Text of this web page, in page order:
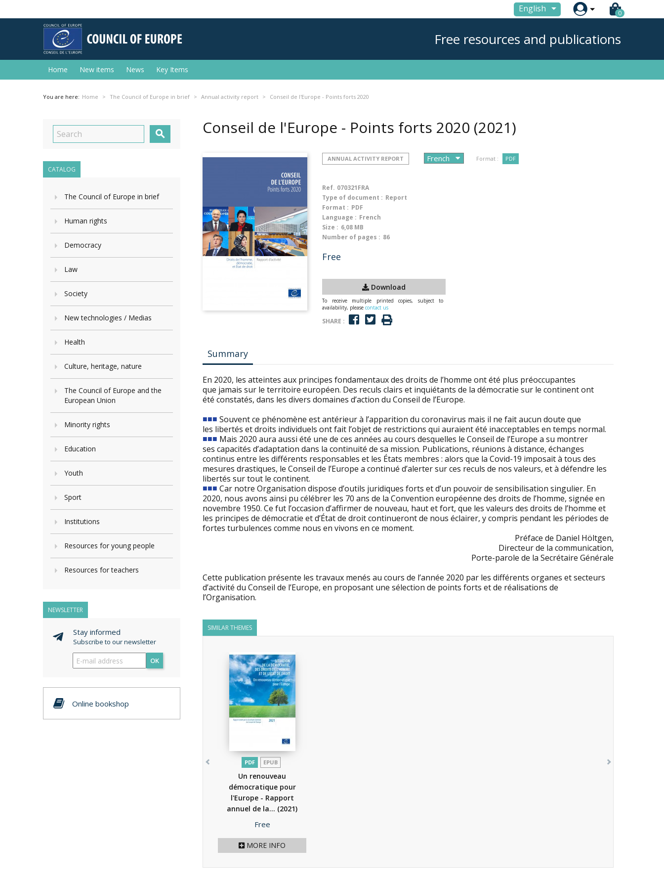
English  0
Free resources and publications
Home New items News Key Items
You are here: Home The Council of Europe in brief Annual activity report Conseil de l'Europe - Points forts 2020

CATALOG
The Council of Europe in brief
Human rights
Democracy
Law
Society
New technologies / Medias
Health
Culture, heritage, nature
The Council of Europe and the
European Union
Minority rights
Education
Youth
Sport
Institutions
Resources for young people
Resources for teachers
NEWSLETTER
Stay informed
Subscribe to our newsletter
OK
Online bookshop
Conseil de l'Europe - Points forts 2020 (2021)
ANNUAL ACTIVITY REPORT Format : PDF
Ref. 070321FRA
Type of document : Report
Format : PDF
Language : French
Size : 6,08 MB
Number of pages : 86
Free
Download
To receive multiple printed copies, subject to
availability, please contact us
SHARE :
Summary
En 2020, les atteintes aux principes fondamentaux des droits de l’homme ont été plus préoccupantes
que jamais sur le territoire européen. Des reculs clairs et inquiétants de la démocratie sur le continent ont
été constatés, dans les divers domaines d’action du Conseil de l’Europe.
■■■ Souvent ce phénomène est antérieur à l’apparition du coronavirus mais il ne fait aucun doute que
les libertés et droits individuels ont fait l’objet de restrictions qui auraient été inacceptables en temps normal.
■■■ Mais 2020 aura aussi été une de ces années au cours desquelles le Conseil de l’Europe a su montrer
ses capacités d’adaptation dans la continuité de sa mission. Publications, réunions à distance, échanges
continus entre les différents responsables et les États membres : alors que la Covid-19 imposait à tous des
mesures drastiques, le Conseil de l’Europe a continué d’alerter sur ces reculs de nos valeurs, et à défendre les
libertés sur tout le continent.
■■■ Car notre Organisation dispose d’outils juridiques forts et d’un pouvoir de sensibilisation singulier. En
2020, nous avons ainsi pu célébrer les 70 ans de la Convention européenne des droits de l’homme, signée en
novembre 1950. Ce fut l’occasion d’affirmer de nouveau, haut et fort, que les valeurs des droits de l’homme et
les principes de démocratie et d’État de droit continueront de nous éclairer, y compris pendant les périodes de
fortes turbulences comme nous en vivons en ce moment.
Préface de Daniel Höltgen,
Directeur de la communication,
Porte-parole de la Secrétaire Générale
Cette publication présente les travaux menés au cours de l’année 2020 par les différents organes et secteurs
d’activité du Conseil de l’Europe, en proposant une sélection de points forts et de réalisations de
l’Organisation.
SIMILAR THEMES
PDF EPUB
Un renouveau
démocratique pour
l'Europe - Rapport
annuel de la... (2021)
Price
Free
MORE INFO